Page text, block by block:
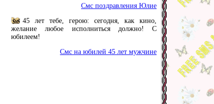
Смс поздравления Юлие
45 лет тебе, герою: сегодня, как кино,
желание любое исполниться должно! С
юбилеем!
Смс на юбилей 45 лет мужчине